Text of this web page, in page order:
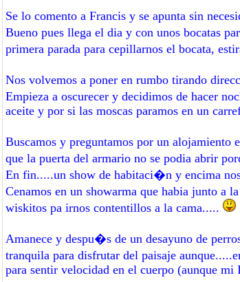
Se lo comento a Francis y se apunta sin
Bueno pues llega el dia y con unos bocatas
primera parada para cepillarnos el bocata,
Nos volvemos a poner en rumbo tirando
Empieza a oscurecer y decidimos de hacer
aceite y por si las moscas paramos en un
Buscamos y preguntamos por un
que la puerta del armario no se podia abrir
En fin.....un show de habitaci�n y encima
Cenamos en un showarma que habia junto a
wiskitos pa irnos contentillos a la cama.....
Amanece y despu�s de un desayuno de
tranquila para disfrutar del paisaje
para sentir velocidad en el cuerpo (aunque